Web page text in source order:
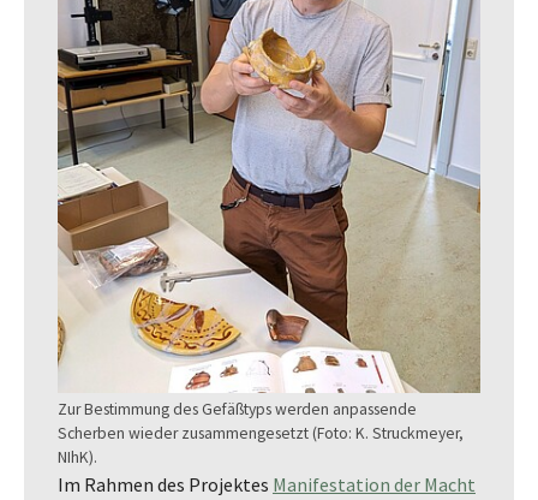
Zur Bestimmung des Gefäßtyps werden anpassende
Scherben wieder zusammengesetzt (Foto: K. Struckmeyer,
NIhK).
Im Rahmen des Projektes Manifestation der Macht